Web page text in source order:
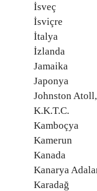
İsveç
İsviçre
İtalya
İzlanda
Jamaika
Japonya
Johnston
K.K.T.C.
Kamboçya
Kamerun
Kanada
Kanarya
Karadağ